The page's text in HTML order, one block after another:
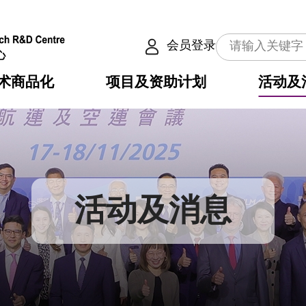
会员登录
商品化
之技术
共服务之创新技术
项目及资助计划
项目计划书
活动及
务
活动及消息